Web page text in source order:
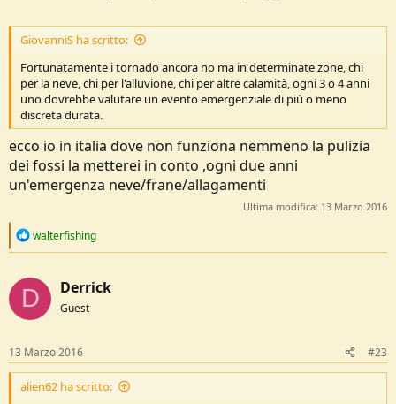
GiovanniS ha scritto:
Fortunatamente i tornado ancora no ma in determinate zone, chi
per la neve, chi per l'alluvione, chi per altre calamità, ogni 3 o 4 anni
uno dovrebbe valutare un evento emergenziale di più o meno
discreta durata.
ecco io in italia dove non funziona nemmeno la pulizia
dei fossi la metterei in conto ,ogni due anni
un'emergenza neve/frane/allagamenti
Ultima modifica: 13 Marzo 2016
R
c
t
i
o
s
:
walterfishing
D Derrick
Guest
13 Marzo 2016 #23
alien62 ha scritto: